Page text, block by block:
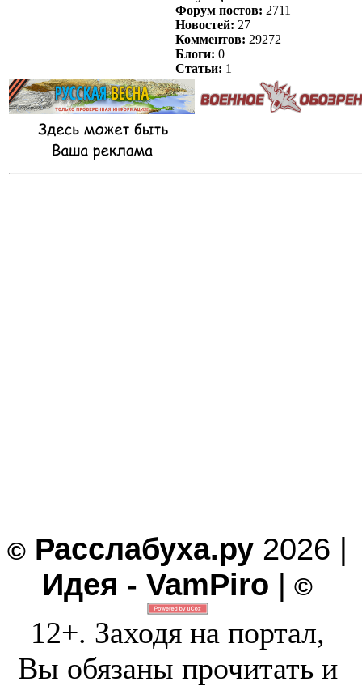
Форум постов: 2711
Новостей: 27
Комментов: 29272
Блоги: 0
Статьи: 1
© Расслабуха.ру 2026 |
Идея - VamPiro | ©
12+. Заходя на портал,
Вы обязаны прочитать и